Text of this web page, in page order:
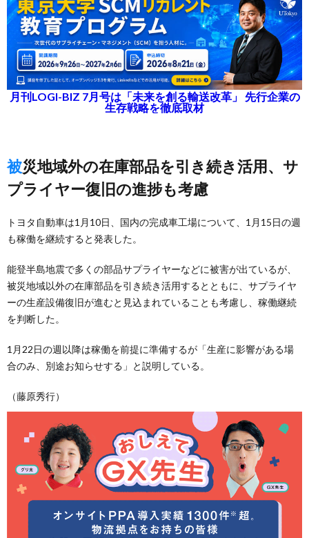
月刊LOGI-BIZ 7月号は「未来を創る輸送改革」 先行企業の
生存戦略を徹底取材
被災地域外の在庫部品を引き続き活用、サ
プライヤー復旧の進捗も考慮
トヨタ自動車は1月10日、国内の完成車工場について、1月15日の週
も稼働を継続すると発表した。
能登半島地震で多くの部品サプライヤーなどに被害が出ているが、
被災地域以外の在庫部品を引き続き活用するとともに、サプライヤ
ーの生産設備復旧が進むと見込まれていることも考慮し、稼働継続
を判断した。
1月22日の週以降は稼働を前提に準備するが「生産に影響がある場
合のみ、別途お知らせする」と説明している。
（藤原秀行）